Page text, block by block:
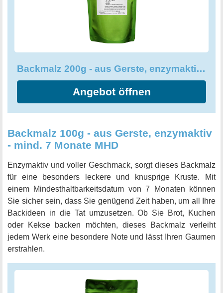
Backmalz 200g - aus Gerste, enzymaktiv - mind. 7 Monate MHD
Angebot öffnen
Backmalz 100g - aus Gerste, enzymaktiv
- mind. 7 Monate MHD
Enzymaktiv und voller Geschmack, sorgt dieses Backmalz
für eine besonders leckere und knusprige Kruste. Mit
einem Mindesthaltbarkeitsdatum von 7 Monaten können
Sie sicher sein, dass Sie genügend Zeit haben, um all Ihre
Backideen in die Tat umzusetzen. Ob Sie Brot, Kuchen
oder Kekse backen möchten, dieses Backmalz verleiht
jedem Werk eine besondere Note und lässt Ihren Gaumen
erstrahlen.